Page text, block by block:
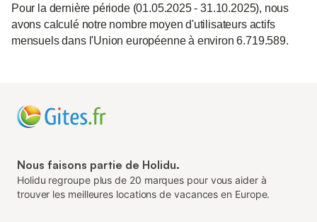
Pour la dernière période (01.05.2025 - 31.10.2025), nous
avons calculé notre nombre moyen d'utilisateurs actifs
mensuels dans l'Union européenne à environ 6.719.589.
Nous faisons partie de Holidu.
Holidu regroupe plus de 20 marques pour vous aider à
trouver les meilleures locations de vacances en Europe.